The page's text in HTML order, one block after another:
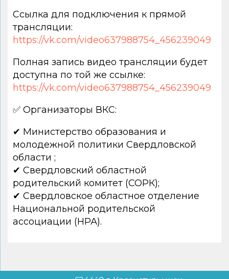
Ссылка для подключения к прямой
трансляции:
https://vk.com/video637988754_456239049
Полная запись видео трансляции будет
доступна по той же ссылке:
https://vk.com/video637988754_456239049
✅ Организаторы ВКС:
✔ Министерство образования и
молодежной политики Свердловской
области ;
✔ Свердловский областной
родительский комитет (СОРК);
✔ Свердловское областное отделение
Национальной родительской
ассоциации (НРА).